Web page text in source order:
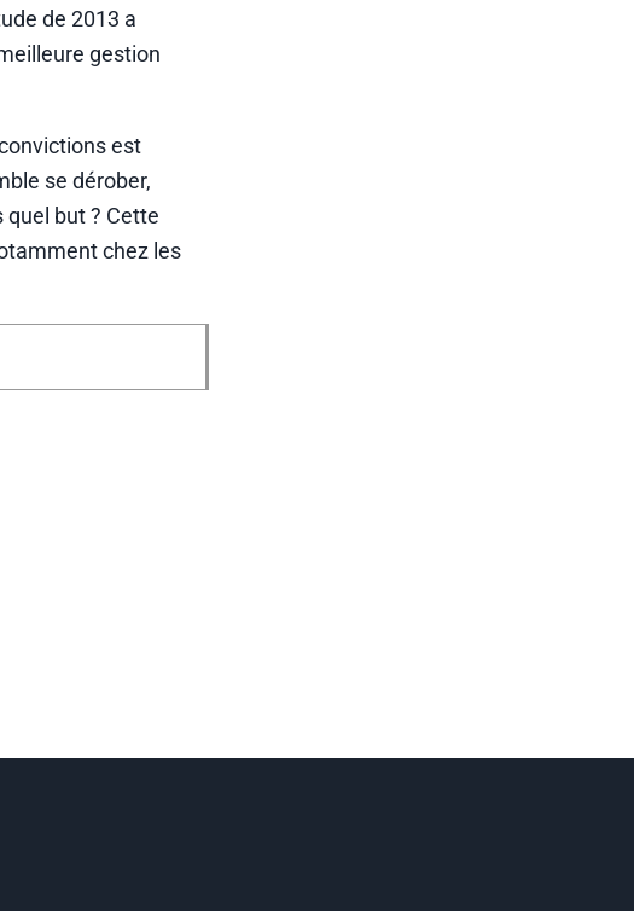
de 2013 a
gestion
est
se dérober,
quel but ? Cette
chez les